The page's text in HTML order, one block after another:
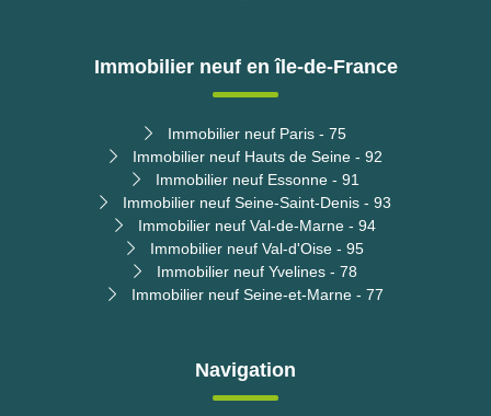
Immobilier neuf en île-de-France
Immobilier neuf Paris - 75
Immobilier neuf Hauts de Seine - 92
Immobilier neuf Essonne - 91
Immobilier neuf Seine-Saint-Denis - 93
Immobilier neuf Val-de-Marne - 94
Immobilier neuf Val-d'Oise - 95
Immobilier neuf Yvelines - 78
Immobilier neuf Seine-et-Marne - 77
Navigation